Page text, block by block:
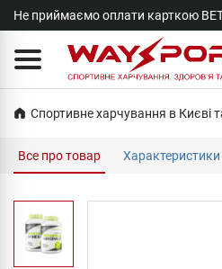
Не приймаємо оплати карткою
Спортивне харчування в Києві
Все про товар Характеристики